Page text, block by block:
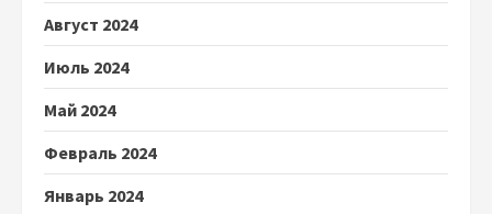
Август 2024
Июль 2024
Май 2024
Февраль 2024
Январь 2024